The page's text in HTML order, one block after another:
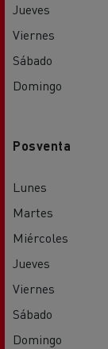
Jueves
Viernes
Sábado
Domingo
Posventa
Lunes
Martes
Miércoles
Jueves
Viernes
Sábado
Domingo